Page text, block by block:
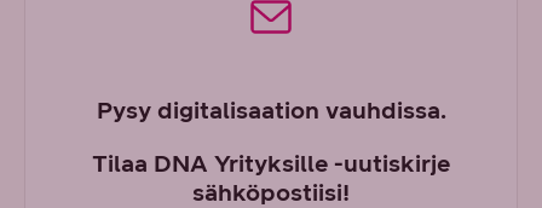
Pysy digitalisaation vauhdissa.
Tilaa DNA Yrityksille -uutiskirje
sähköpostiisi!